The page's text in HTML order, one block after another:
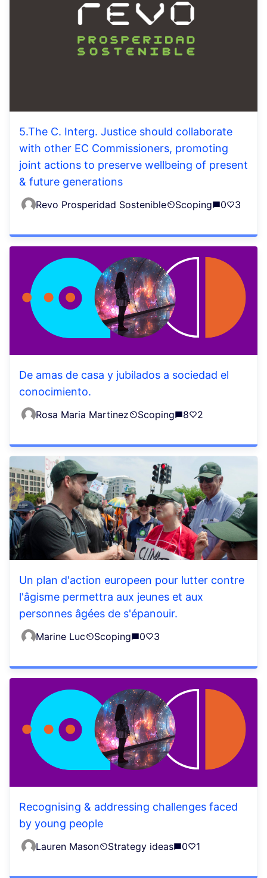
5.The C. Interg. Justice should collaborate
with other EC Commissioners, promoting
joint actions to preserve wellbeing of present
& future generations
Revo Prosperidad Sostenible Scoping 0 3
De amas de casa y jubilados a sociedad el
conocimiento.
Rosa Maria Martinez Scoping 8 2
Un plan d'action europeen pour lutter contre
l'âgisme permettra aux jeunes et aux
personnes âgées de s'épanouir.
Marine Luc Scoping 0 3
Recognising & addressing challenges faced
by young people
Lauren Mason Strategy ideas 0 1